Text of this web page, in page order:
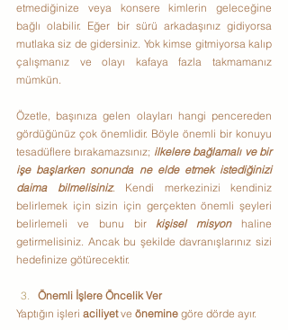
etmediğinize veya konsere kimlerin geleceğine
bağlı olabilir. Eğer bir sürü arkadaşınız gidiyorsa
mutlaka siz de gidersiniz. Yok kimse gitmiyorsa kalıp
çalışmanız ve olayı kafaya fazla takmamanız
mümkün.
Özetle, başınıza gelen olayları hangi pencereden
gördüğünüz çok önemlidir. Böyle önemli bir konuyu
tesadüflere bırakamazsınız; ilkelere bağlamalı ve bir
işe başlarken sonunda ne elde etmek istediğinizi
daima bilmelisiniz. Kendi merkezinizi kendiniz
belirlemek için sizin için gerçekten önemli şeyleri
belirlemeli ve bunu bir kişisel misyon haline
getirmelisiniz. Ancak bu şekilde davranışlarınız sizi
hedefinize götürecektir.
Önemli İşlere Öncelik Ver
Yaptığın işleri aciliyet ve önemine göre dörde ayır.